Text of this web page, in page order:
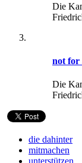
Die
not for
Die
die dahinter
mitmachen